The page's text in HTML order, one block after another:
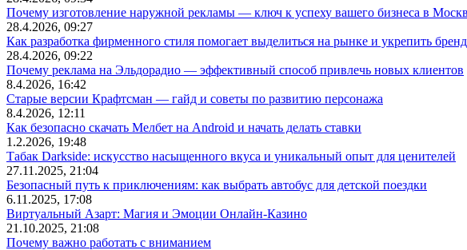
Почему изготовление наружной рекламы — ключ к успеху вашего бизнеса в
28.4.2026, 09:27
Как разработка фирменного стиля помогает выделиться на рынке и укрепить бренд
28.4.2026, 09:22
Почему реклама на Эльдорадио — эффективный способ привлечь новых клиентов
8.4.2026, 16:42
Старые версии Крафтсман — гайд и советы по развитию персонажа
8.4.2026, 12:11
Как безопасно скачать Мелбет на Android и начать делать ставки
1.2.2026, 19:48
Табак Darkside: искусство насыщенного вкуса и уникальный опыт для ценителей
27.11.2025, 21:04
Безопасный путь к приключениям: как выбрать автобус для детской поездки
6.11.2025, 17:08
Виртуальный Азарт: Магия и Эмоции Онлайн-Казино
21.10.2025, 21:08
Почему важно работать с вниманием